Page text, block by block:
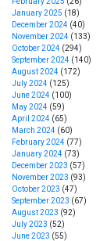
January 2025 (18)
December 2024 (40)
November 2024 (133)
October 2024 (294)
September 2024 (140)
August 2024 (172)
July 2024 (125)
June 2024 (100)
May 2024 (59)
April 2024 (65)
March 2024 (60)
February 2024 (77)
January 2024 (73)
December 2023 (57)
November 2023 (93)
October 2023 (47)
September 2023 (67)
August 2023 (92)
July 2023 (52)
June 2023 (55)